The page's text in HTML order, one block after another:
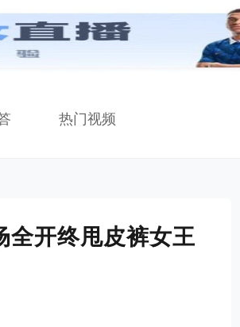
热门视频
全开终甩皮裤女王